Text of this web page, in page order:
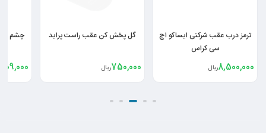
ترمز درب عقب شرکتی ایساکو اچ
سی کراس
8,500,000ریال
گل پخش کن عقب راست پراید
750,000ریال
چشم
209,000